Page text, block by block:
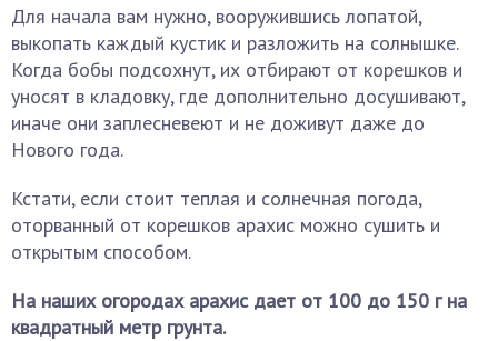
Для начала вам нужно, вооружившись лопатой,
выкопать каждый кустик и разложить на солнышке.
Когда бобы подсохнут, их отбирают от корешков и
уносят в кладовку, где дополнительно досушивают,
иначе они заплесневеют и не доживут даже до
Нового года.
Кстати, если стоит теплая и солнечная погода,
оторванный от корешков арахис можно сушить и
открытым способом.
На наших огородах арахис дает от 100 до 150 г на
квадратный метр грунта.